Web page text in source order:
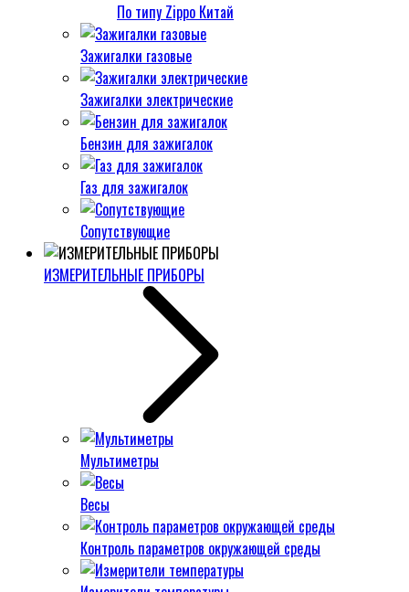
По типу Zippo Китай
Зажигалки газовые
Зажигалки электрические
Бензин для зажигалок
Газ для зажигалок
Сопутствующие
ИЗМЕРИТЕЛЬНЫЕ ПРИБОРЫ
Мультиметры
Весы
Контроль параметров окружающей среды